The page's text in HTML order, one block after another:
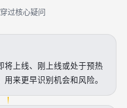
过核心疑问
将上线、刚上线或处于预热
来更早识别机会和风险。